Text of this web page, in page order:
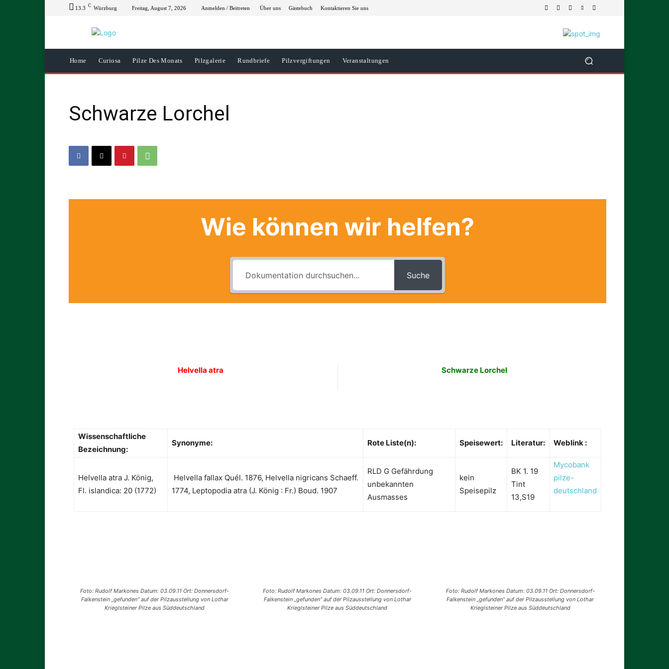
13.3 C Würzburg Freitag, August 7, 2026 Anmelden / Beitreten Über uns Gästebuch Kontaktieren Sie uns
Home Curiosa Pilze Des Monats Pilzgalerie Rundbriefe Pilzvergiftungen Veranstaltungen
Schwarze Lorchel
Wie können wir helfen?
Suche
Helvella atra Schwarze Lorchel
Wissenschaftliche
Bezeichnung:
Synonyme: Rote Liste(n): Speisewert: Literatur: Weblink :
Helvella atra J. König,
Fl. islandica: 20 (1772)
Helvella fallax Quél. 1876, Helvella nigricans Schaeff.
1774, Leptopodia atra (J. König : Fr.) Boud. 1907
RLD G Gefährdung
unbekannten
Ausmasses
kein
Speisepilz
BK 1. 19
Tint
13,S19
Mycobank
pilze-
deutschland
Foto: Rudolf Markones Datum: 03.09.11 Ort: Donnersdorf-
Falkenstein „gefunden“ auf der Pilzausstellung von Lothar
Krieglsteiner Pilze aus Süddeutschland
Foto: Rudolf Markones Datum: 03.09.11 Ort: Donnersdorf-
Falkenstein „gefunden“ auf der Pilzausstellung von Lothar
Krieglsteiner Pilze aus Süddeutschland
Foto: Rudolf Markones Datum: 03.09.11 Ort: Donnersdorf-
Falkenstein „gefunden“ auf der Pilzausstellung von Lothar
Krieglsteiner Pilze aus Süddeutschland